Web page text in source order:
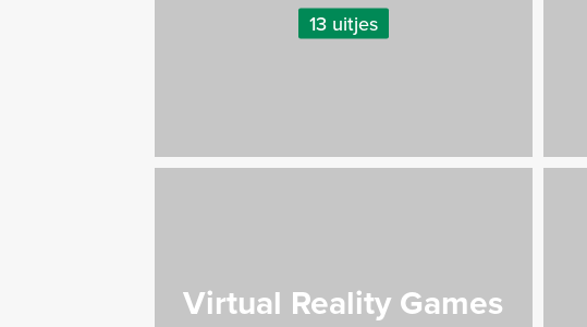
13 uitjes
Virtual Reality Games